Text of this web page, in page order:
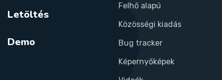
Letöltés
Demo
Felhő alapú
Közösségi kiadás
Bug tracker
Képernyőképek